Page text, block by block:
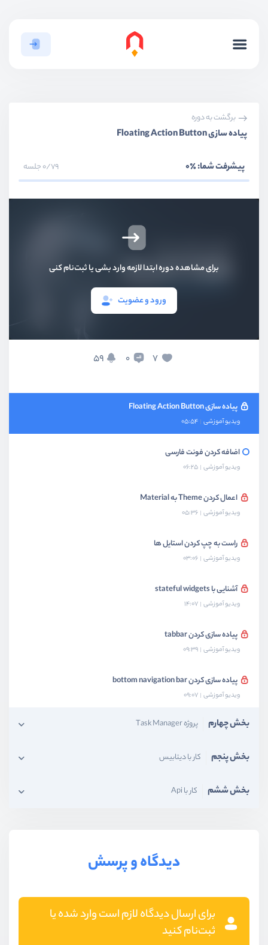
برگشت به دوره
پیاده سازی Floating Action Button
پیشرفت شما:٪0 0/79 جلسه
برای مشاهده دوره ابتدا لازمه وارد بشی یا ثبت‌نام کنی
ورود و عضویت
7
0
59
پیام hello roocket
پیاده سازی یک layout ساده
پیاده سازی یک layout ساده - بخش دوم
استفاده از ویجت‌های Material
پیاده سازی Floating Action Button
ویدیو آموزشی 05:54
اضافه کردن فونت فارسی
ویدیو آموزشی 06:25
اعمال کردن Theme به Material
ویدیو آموزشی 05:36
راست به چپ کردن استایل ها
ویدیو آموزشی 03:06
آشنایی با stateful widgets
ویدیو آموزشی 14:07
پیاده سازی کردن tabbar
ویدیو آموزشی 09:39
پیاده سازی کردن bottom navigation bar
ویدیو آموزشی 09:07
بخش چهارم پروژه Task Manager
بخش پنجم کار با دیتابیس
بخش ششم کار با Api
دیدگاه و پرسش
برای ارسال دیدگاه لازم است وارد شده یا
ثبت‌نام کنید